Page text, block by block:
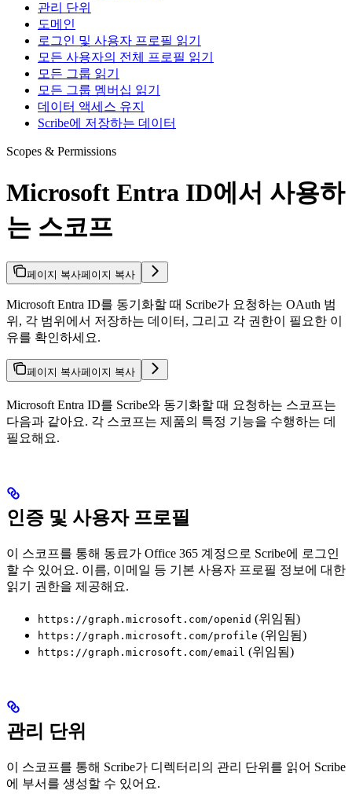
관리 단위
도메인
로그인 및 사용자 프로필 읽기
모든 사용자의 전체 프로필 읽기
모든 그룹 읽기
모든 그룹 멤버십 읽기
데이터 액세스 유지
Scribe에 저장하는 데이터
Scopes & Permissions
Microsoft Entra ID에서 사용하
는 스코프
페이지 복사페이지 복사
Microsoft Entra ID를 동기화할 때 Scribe가 요청하는 OAuth 범
위, 각 범위에서 저장하는 데이터, 그리고 각 권한이 필요한 이
유를 확인하세요.
페이지 복사페이지 복사
Microsoft Entra ID를 Scribe와 동기화할 때 요청하는 스코프는
다음과 같아요. 각 스코프는 제품의 특정 기능을 수행하는 데
필요해요.
인증 및 사용자 프로필
이 스코프를 통해 동료가 Office 365 계정으로 Scribe에 로그인
할 수 있어요. 이름, 이메일 등 기본 사용자 프로필 정보에 대한
읽기 권한을 제공해요.
https://graph.microsoft.com/openid (위임됨)
https://graph.microsoft.com/profile (위임됨)
https://graph.microsoft.com/email (위임됨)
관리 단위
이 스코프를 통해 Scribe가 디렉터리의 관리 단위를 읽어 Scribe
에 부서를 생성할 수 있어요.